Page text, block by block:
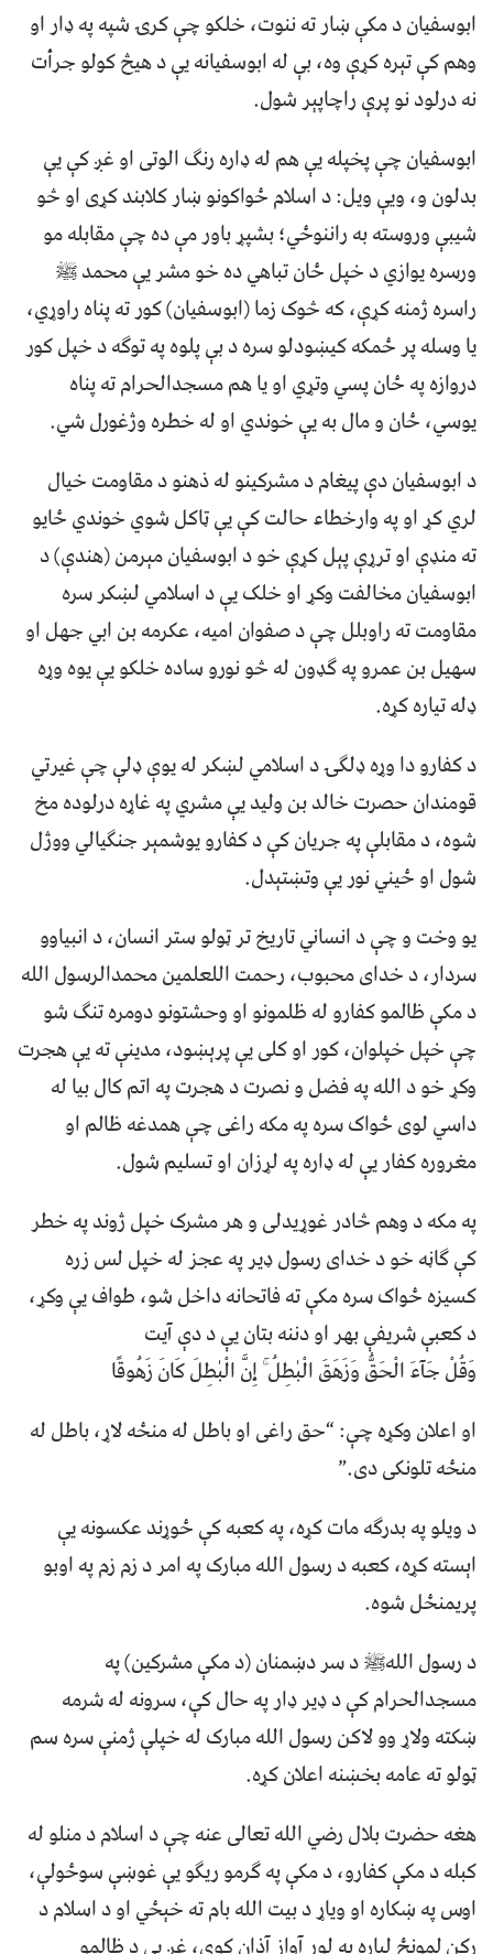
ابوسفيان د مکې ښار ته ننوت، خلکو چې کرۍ شپه په ډار او
وهم کې تېره کړې وه، بې له ابوسفيانه يې د هيڅ کولو جرأت
نه درلود نو پرې راچاپېر شول.
ابوسفيان چې پخپله يې هم له ډاره رنګ الوتى او غږ کې يې
بدلون و، ويې ويل: د اسلام ځواکونو ښار کلابند کړى او څو
شيبې وروسته به راننوځي؛ بشپړ باور مې ده چې مقابله مو
ورسره يوازي د خپل ځان تباهي ده خو مشر يې محمد ﷺ
راسره ژمنه کړې، که څوک زما (ابوسفيان) کور ته پناه راوړي،
يا وسله پر ځمکه کيښودلو سره د بې پلوه په توګه د خپل کور
دروازه په ځان پسي وتړي او يا هم مسجدالحرام ته پناه
يوسي، ځان و مال به يې خوندي او له خطره وژغورل شي.
د ابوسفيان دې پيغام د مشرکينو له ذهنو د مقاومت خيال
لري کړ او په وارخطاء حالت کې يې ټاکل شوي خوندي ځايو
ته منډې او ترړې پېل کړې خو د ابوسفيان مېرمن (هندې) د
ابوسفيان مخالفت وکړ او خلک يې د اسلامي لښکر سره
مقاومت ته راوبلل چې د صفوان اميه، عکرمه بن ابي جهل او
سهيل بن عمرو په ګډون له څو نورو ساده خلکو يې يوه وړه
ډله تياره کړه.
د کفارو دا وړه ډلګۍ د اسلامي لښکر له يوې ډلې چې غيرتي
قومندان حصرت خالد بن وليد يې مشري په غاړه درلوده مخ
شوه، د مقابلې په جريان کې د کفارو يوشمېر جنګيالي ووژل
شول او ځيني نور يې وتښتېدل.
يو وخت و چې د انساني تاريخ تر ټولو ستر انسان، د انبياوو
سردار، د خداى محبوب، رحمت اللعلمين محمدالرسول الله
د مکې ظالمو کفارو له ظلمونو او وحشتونو دومره تنګ شو
چې خپل خپلوان، کور او کلى يې پرېښود، مدينې ته يې هجرت
وکړ خو د الله په فضل و نصرت د هجرت په اتم کال بيا له
داسي لوى ځواک سره په مکه راغى چې همدغه ظالم او
مغروره کفار يې له ډاره په لړزان او تسليم شول.
په مکه د وهم څادر غوړيدلى و هر مشرک خپل ژوند په خطر
کې ګاڼه خو د خداى رسول ډير په عجز له خپل لس زره
کسيزه ځواک سره مکې ته فاتحانه داخل شو، طواف يې وکړ،
د کعبې شريفې بهر او دننه بتان يې د دې آيت
وَقُلْ جَآءَ الْحَقُّ وَزَهَقَ الْبٰطِلُ ۚ إِنَّ الْبٰطِلَ كَانَ زَهُوقًا
او اعلان وکړه چې: “حق راغى او باطل له منځه لاړ، باطل له
منځه تلونكى دى.”
د ويلو په بدرګه مات کړه، په کعبه کې ځوړند عکسونه يې
اېسته کړه، کعبه د رسول الله مبارک په امر د زم زم په اوبو
پريمنځل شوه.
د رسول اللهﷺ د سر دښمنان (د مکې مشرکين) په
مسجدالحرام کې د ډير ډار په حال کې، سرونه له شرمه
ښکته ولاړ وو لاکن رسول الله مبارک له خپلې ژمنې سره سم
ټولو ته عامه بخښنه اعلان کړه.
هغه حضرت بلال رضي الله تعالى عنه چې د اسلام د منلو له
کبله د مکې کفارو، د مکې په ګرمو ريګو يې غوښې سوځولې،
اوس په ښکاره او وياړ د بيت الله بام ته خېځي او د اسلام د